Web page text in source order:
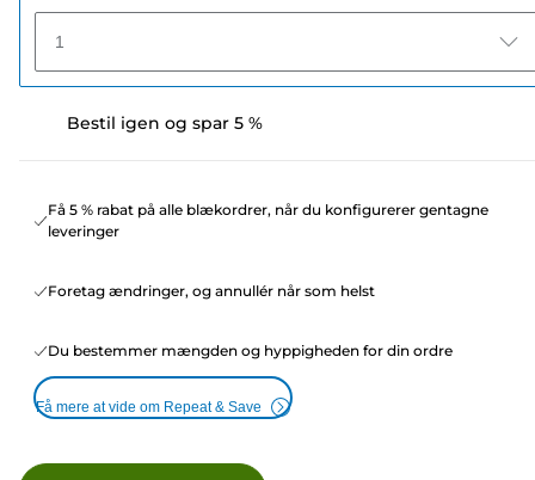
1
Bestil igen og spar 5 %
Få 5 % rabat på alle blækordrer, når du konfigurerer gentagne
leveringer
Foretag ændringer, og annullér når som helst
Du bestemmer mængden og hyppigheden for din ordre
Få mere at vide om Repeat & Save